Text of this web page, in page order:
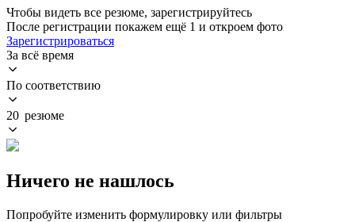
Чтобы видеть все резюме, зарегистрируйтесь
После регистрации покажем ещё 1 и откроем фото
Зарегистрироваться
За всё время
По соответствию
20 резюме
Ничего не нашлось
Попробуйте изменить формулировку или фильтры